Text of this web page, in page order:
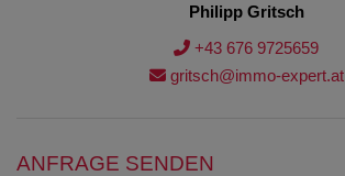
Philipp Gritsch
+43 676 9725659
gritsch@immo-expert.at
ANFRAGE SENDEN